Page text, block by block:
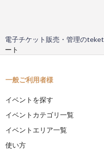
電子チケット販売・管理のteket
ート
一般ご利用者様
イベントを探す
イベントカテゴリ一覧
イベントエリア一覧
使い方